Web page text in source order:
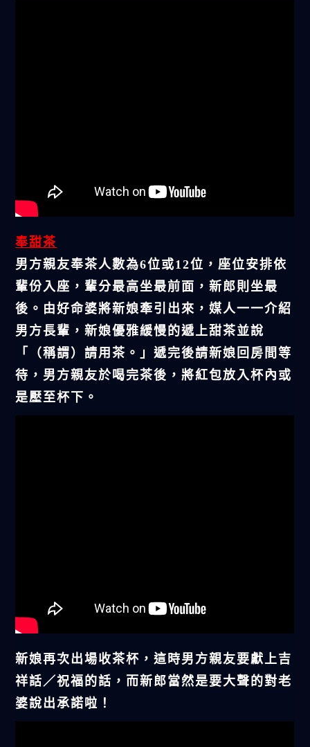
奉甜茶
男方親友奉茶人數為6位或12位，座位安排依
輩份入座，輩分最高坐最前面，新郎則坐最
後。由好命婆將新娘牽引出來，媒人一一介紹
男方長輩，新娘優雅緩慢的遞上甜茶並說
「（稱謂）請用茶。」遞完後請新娘回房間等
待，男方親友於喝完茶後，將紅包放入杯內或
是壓至杯下。
新娘再次出場收茶杯，這時男方親友要獻上吉
祥話／祝福的話，而新郎當然是要大聲的對老
婆說出承諾啦！